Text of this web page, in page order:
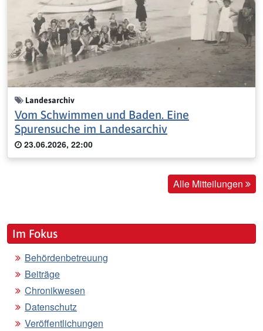
Landesarchiv
Vom Schwimmen und Baden. Eine
Spurensuche im Landesarchiv
23.06.2026, 22:00
Alle Mitteilungen
Im Fokus
Behördenbetreuung
Beiträge
Chronikwesen
Datenschutz
Veröffentlichungen